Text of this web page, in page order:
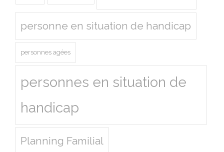
personne en situation de handicap
personnes agées
personnes en situation de
handicap
Planning Familial